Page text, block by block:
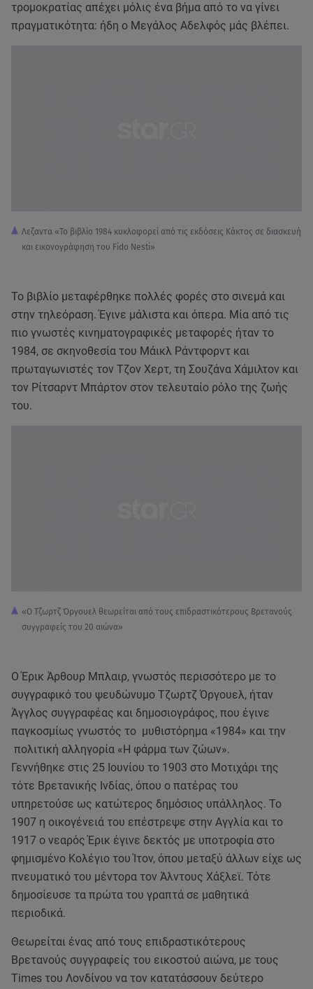
τρομοκρατίας απέχει μόλις ένα βήμα από το να γίνει
πραγματικότητα: ήδη ο Μεγάλος Αδελφός μάς βλέπει.
Λεζαντα «Το βιβλίο 1984 κυκλοφορεί από τις εκδόσεις Κάκτος σε διασκευή
και εικονογράφηση του Fido Nesti»
Το βιβλίο μεταφέρθηκε πολλές φορές στο σινεμά και
στην τηλεόραση. Έγινε μάλιστα και όπερα. Μία από τις
πιο γνωστές κινηματογραφικές μεταφορές ήταν το
1984, σε σκηνοθεσία του Μάικλ Ράντφορντ και
πρωταγωνιστές τον Τζον Χερτ, τη Σουζάνα Χάμιλτον και
τον Ρίτσαρντ Μπάρτον στον τελευταίο ρόλο της ζωής
του.
«Ο Τζωρτζ Όργουελ θεωρείται από τους επιδραστικότερους Βρετανούς
συγγραφείς του 20 αιώνα»
O Έρικ Άρθουρ Μπλαιρ, γνωστός περισσότερο με το
συγγραφικό του ψευδώνυμο Τζωρτζ Όργουελ, ήταν
Άγγλος συγγραφέας και δημοσιογράφος, που έγινε
παγκοσμίως γνωστός το μυθιστόρημα «1984» και την
πολιτική αλληγορία «Η φάρμα των ζώων».
Γεννήθηκε στις 25 Ιουνίου το 1903 στο Μοτιχάρι της
τότε Βρετανικής Ινδίας, όπου ο πατέρας του
υπηρετούσε ως κατώτερος δημόσιος υπάλληλος. Το
1907 η οικογένειά του επέστρεψε στην Αγγλία και το
1917 ο νεαρός Έρικ έγινε δεκτός με υποτροφία στο
φημισμένο Κολέγιο του Ίτον, όπου μεταξύ άλλων είχε ως
πνευματικό του μέντορα τον Άλντους Χάξλεϊ. Τότε
δημοσίευσε τα πρώτα του γραπτά σε μαθητικά
περιοδικά.
Θεωρείται ένας από τους επιδραστικότερους
Βρετανούς συγγραφείς του εικοστού αιώνα, με τους
Times του Λονδίνου να τον κατατάσσουν δεύτερο